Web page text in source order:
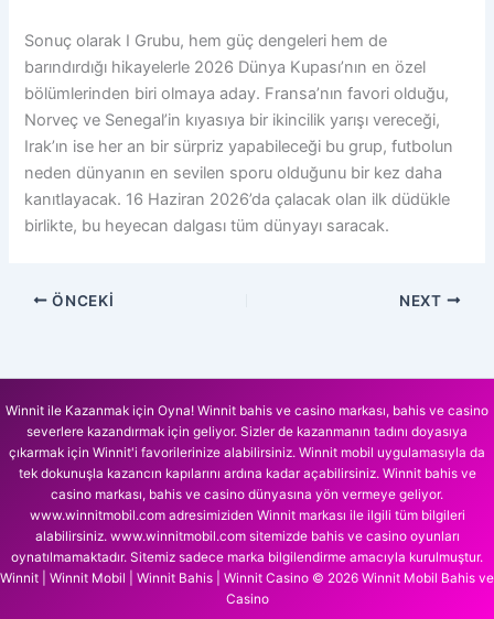
Sonuç olarak I Grubu, hem güç dengeleri hem de
barındırdığı hikayelerle 2026 Dünya Kupası’nın en özel
bölümlerinden biri olmaya aday. Fransa’nın favori olduğu,
Norveç ve Senegal’in kıyasıya bir ikincilik yarışı vereceği,
Irak’ın ise her an bir sürpriz yapabileceği bu grup, futbolun
neden dünyanın en sevilen sporu olduğunu bir kez daha
kanıtlayacak. 16 Haziran 2026’da çalacak olan ilk düdükle
birlikte, bu heyecan dalgası tüm dünyayı saracak.
ÖNCEKI NEXT
Winnit ile Kazanmak için Oyna! Winnit bahis ve casino markası, bahis ve casino
severlere kazandırmak için geliyor. Sizler de kazanmanın tadını doyasıya
çıkarmak için Winnit'i favorilerinize alabilirsiniz. Winnit mobil uygulamasıyla da
tek dokunuşla kazancın kapılarını ardına kadar açabilirsiniz. Winnit bahis ve
casino markası, bahis ve casino dünyasına yön vermeye geliyor.
www.winnitmobil.com adresimiziden Winnit markası ile ilgili tüm bilgileri
alabilirsiniz. www.winnitmobil.com sitemizde bahis ve casino oyunları
oynatılmamaktadır. Sitemiz sadece marka bilgilendirme amacıyla kurulmuştur.
Winnit | Winnit Mobil | Winnit Bahis | Winnit Casino © 2026 Winnit Mobil Bahis ve
Casino